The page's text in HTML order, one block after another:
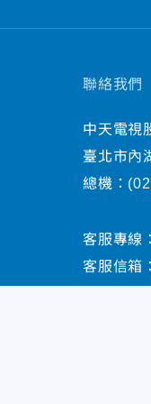
聯絡我們
中天電視
臺北市內
總機：
客服專線：
客服信箱：